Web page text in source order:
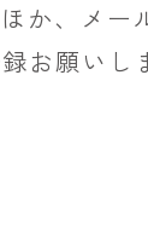
か、メー
お願いし